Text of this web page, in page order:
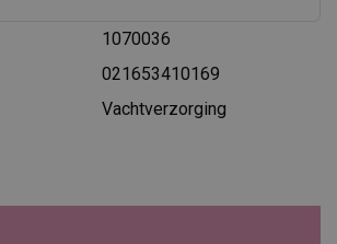
1070036
021653410169
Vachtverzorging